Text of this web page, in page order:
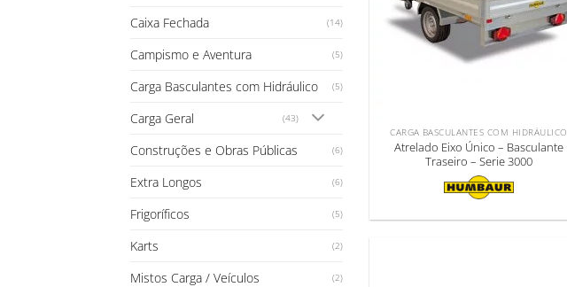
Caixa Fechada (14)
Campismo e Aventura (5)
Carga Basculantes com Hidráulico (5)
Carga Geral (43)
Construções e Obras Públicas (6)
Extra Longos (6)
Frigoríficos (5)
Karts (2)
Mistos Carga / Veículos (2)
CARGA BASCULANTES COM HIDRÁULICO
Atrelado Eixo Único – Basculante
Traseiro – Serie 3000